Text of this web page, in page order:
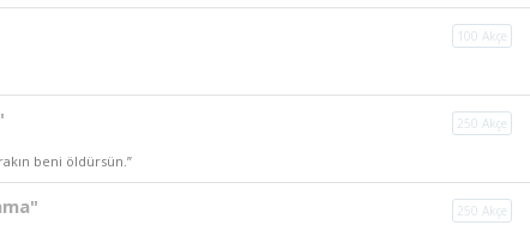
100 Akçe
250 Akçe
beni öldürsün.”
250 Akçe